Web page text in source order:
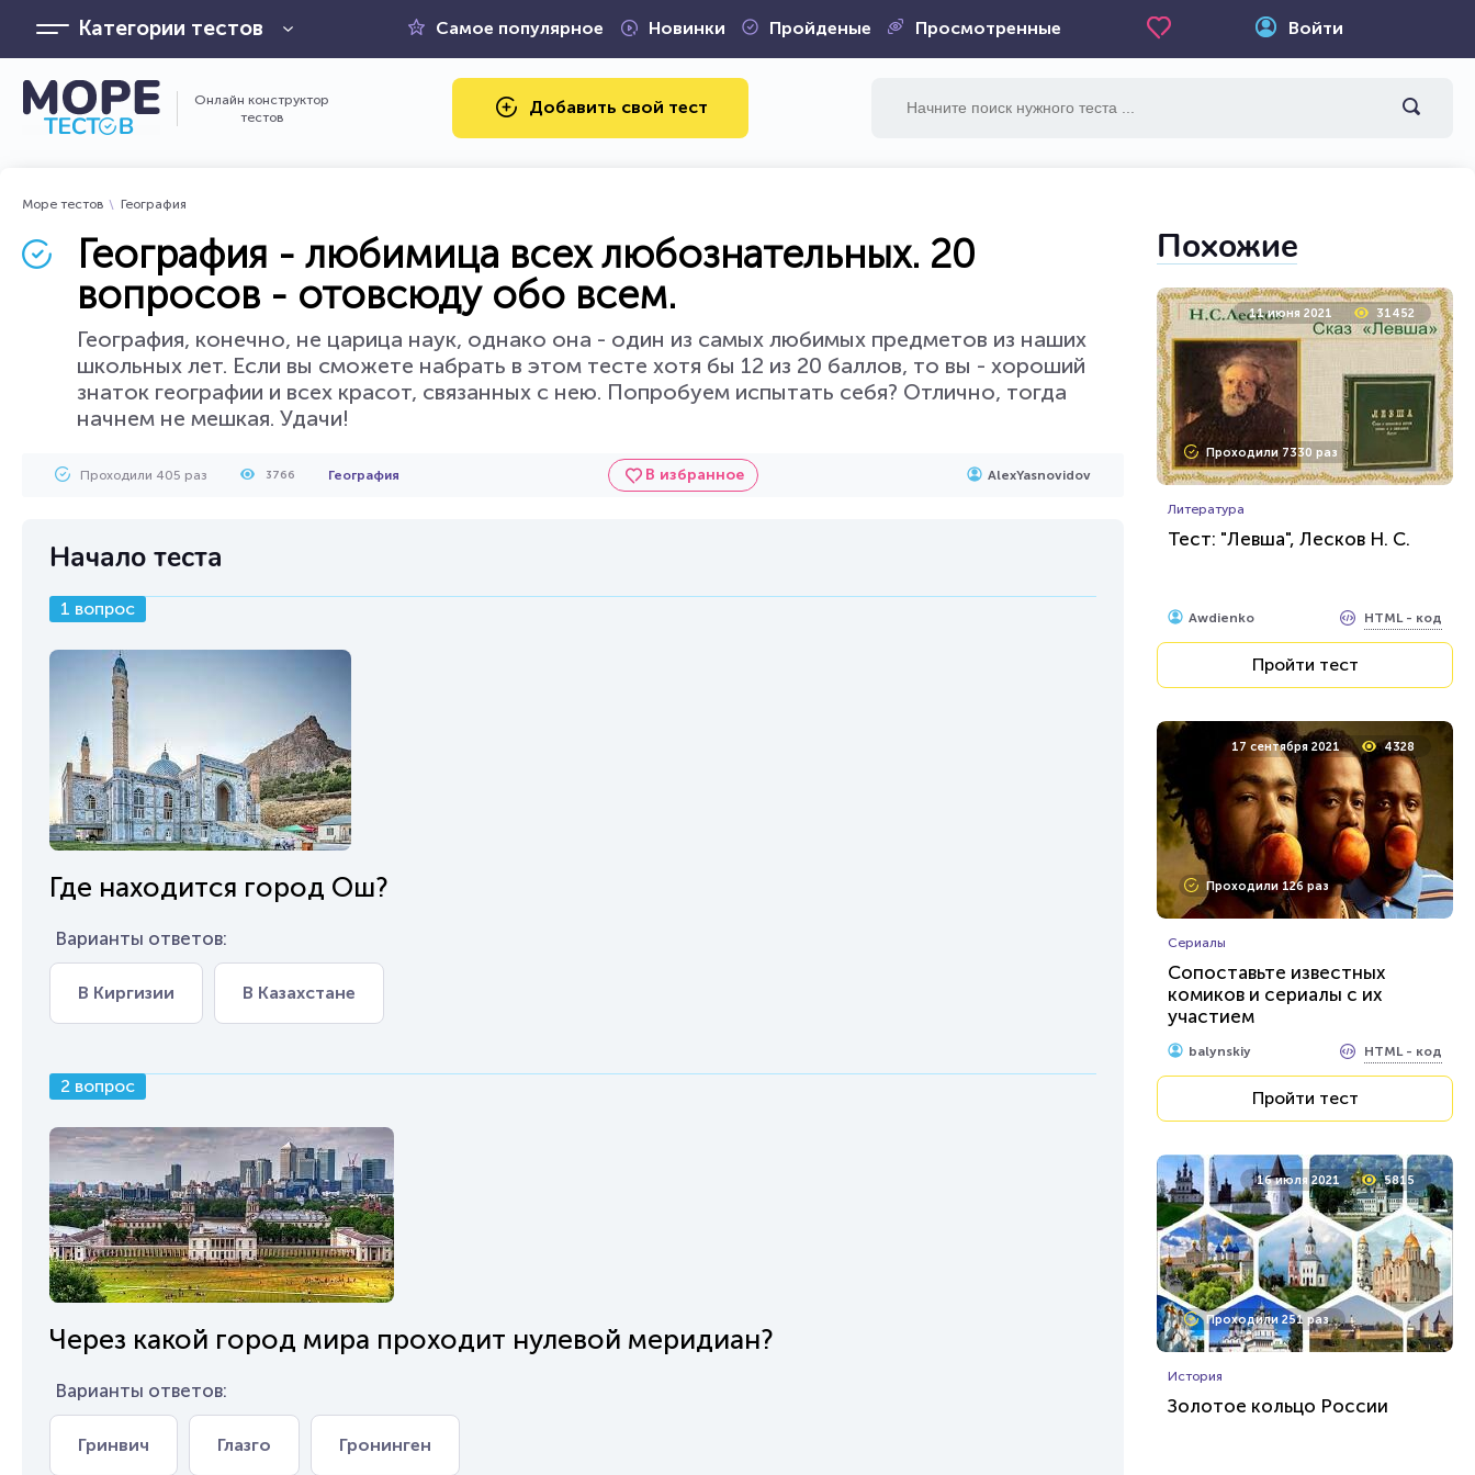
Категории тестов Самое популярное Новинки Пройденые Просмотренные Войти
Онлайн конструктор
тестов
Добавить свой тест
Море тестов География
География - любимица всех любознательных. 20
вопросов - отовсюду обо всем.
География, конечно, не царица наук, однако она - один из самых любимых предметов из наших
школьных лет. Если вы сможете набрать в этом тесте хотя бы 12 из 20 баллов, то вы - хороший
знаток географии и всех красот, связанных с нею. Попробуем испытать себя? Отлично, тогда
начнем не мешкая. Удачи!
Проходили 405 раз 3766 География В избранное AlexYasnovidov
Начало теста
1 вопрос
Где находится город Ош?
Варианты ответов:
В Киргизии В Казахстане
2 вопрос
Через какой город мира проходит нулевой меридиан?
Варианты ответов:
Гринвич Глазго Гронинген
Похожие
11 июня 2021 31452
Проходили 7330 раз
Литература
Тест: "Левша", Лесков Н. С.
Awdienko HTML - код
Пройти тест
17 сентября 2021 4328
Проходили 126 раз
Сериалы
Сопоставьте известных
комиков и сериалы с их
участием
balynskiy HTML - код
Пройти тест
16 июля 2021 5815
Проходили 251 раз
История
Золотое кольцо России